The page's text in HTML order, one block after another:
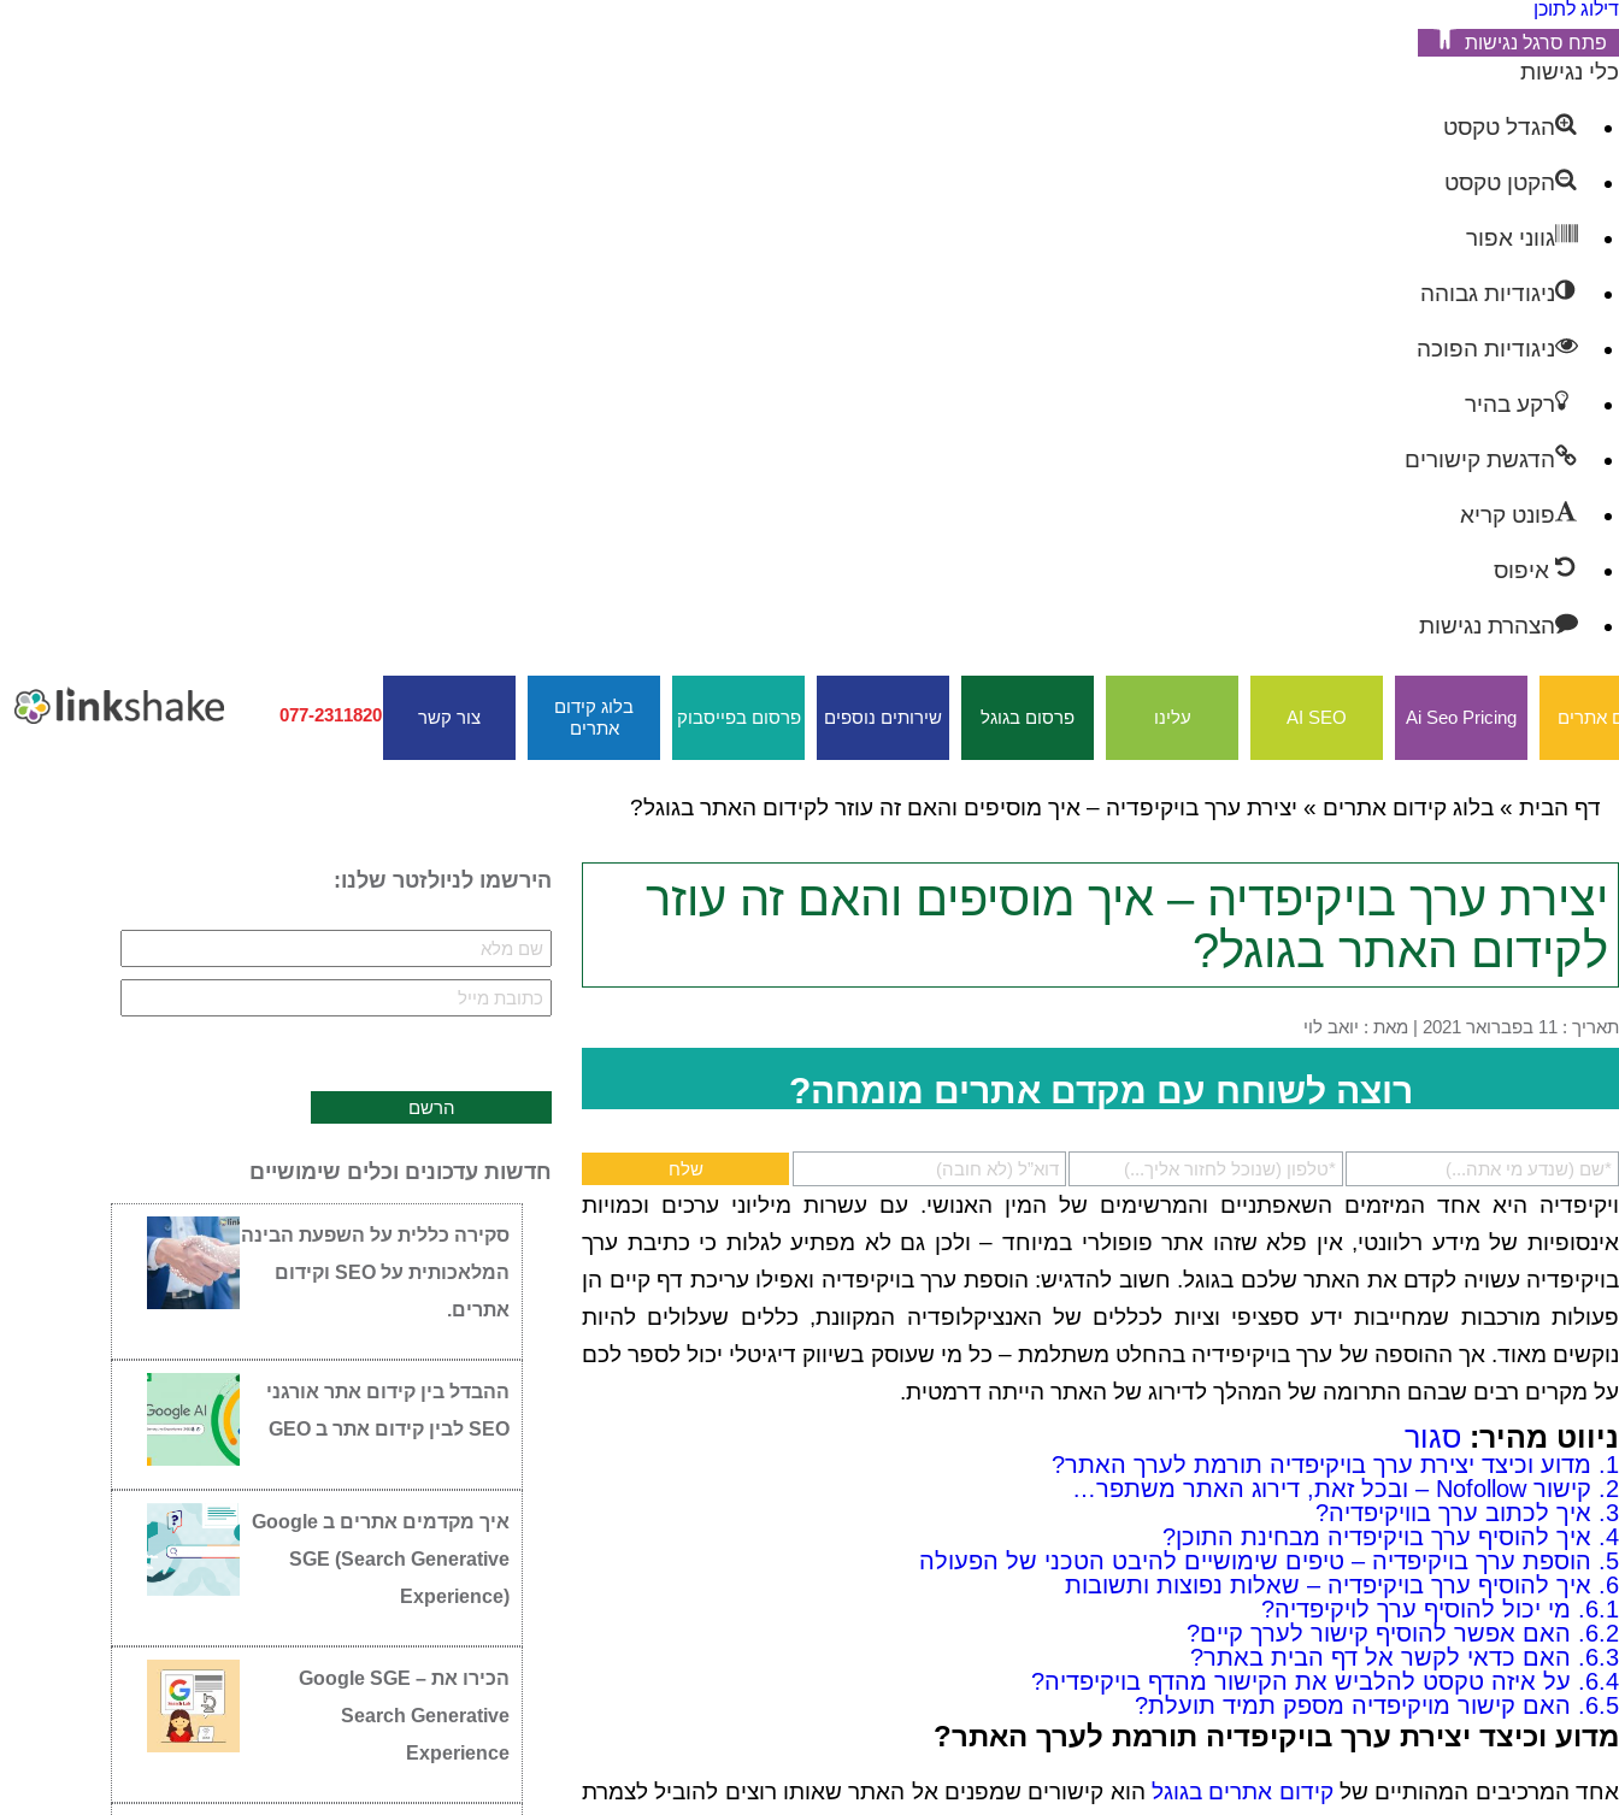
דילוג לתוכן
פתח סרגל נגישות
כלי נגישות
הגדל טקסט
הקטן טקסט
גווני אפור
ניגודיות גבוהה
ניגודיות הפוכה
רקע בהיר
הדגשת קישורים
פונט קריא
איפוס
הצהרת נגישות
077-2311820 אתרים Ai Seo Pricing
AI SEO עלינו פרסום בגוגל שירותים נוספים פרסום בפייסבוק
בלוג קידום
אתרים
צור קשר
דף הבית » בלוג קידום אתרים » יצירת ערך בויקיפדיה – איך מוסיפים והאם זה עוזר לקידום האתר בגוגל?
יצירת ערך בויקיפדיה – איך מוסיפים והאם זה עוזר
לקידום האתר בגוגל?
תאריך : 11 בפברואר 2021 | מאת : יואב לוי
רוצה לשוחח עם מקדם אתרים מומחה?
ויקיפדיה היא אחד המיזמים השאפתניים והמרשימים של המין האנושי. עם עשרות מיליוני ערכים וכמויות
אינסופיות של מידע רלוונטי, אין פלא שזהו אתר פופולרי במיוחד – ולכן גם לא מפתיע לגלות כי כתיבת ערך
בויקיפדיה עשויה לקדם את האתר שלכם בגוגל. חשוב להדגיש: הוספת ערך בויקיפדיה ואפילו עריכת דף קיים הן
פעולות מורכבות שמחייבות ידע ספציפי וציות לכללים של האנציקלופדיה המקוונת, כללים שעלולים להיות
נוקשים מאוד. אך ההוספה של ערך בויקיפידיה בהחלט משתלמת – כל מי שעוסק בשיווק דיגיטלי יכול לספר לכם
על מקרים רבים שבהם התרומה של המהלך לדירוג של האתר הייתה דרמטית.
ניווט מהיר: סגור
1.
מדוע וכיצד יצירת ערך בויקיפדיה תורמת לערך האתר?
2.
קישור Nofollow – ובכל זאת, דירוג האתר משתפר…
3. איך לכתוב ערך בוויקיפדיה?
4. איך להוסיף ערך בויקיפדיה מבחינת התוכן?
5.
הוספת ערך בויקיפדיה – טיפים שימושיים להיבט הטכני של הפעולה
6.
איך להוסיף ערך בויקיפדיה – שאלות נפוצות ותשובות
6.1.
מי יכול להוסיף ערך לויקיפדיה?
6.2.
האם אפשר להוסיף קישור לערך קיים?
6.3.
האם כדאי לקשר אל דף הבית באתר?
6.4.
על איזה טקסט להלביש את הקישור מהדף בויקיפדיה?
6.5.
האם קישור מויקיפדיה מספק תמיד תועלת?
מדוע וכיצד יצירת ערך בויקיפדיה תורמת לערך האתר?
אחד המרכיבים המהותיים שלקידום אתרים בגוגל הוא קישורים שמפנים אל האתר שאותו רוצים להוביל לצמרת
הירשמו לניולזטר שלנו:
חדשות עדכונים וכלים שימושיים
סקירה כללית על השפעת הבינה
המלאכותית על SEO וקידום
אתרים.
ההבדל בין קידום אתר אורגני
SEO לבין קידום אתר ב GEO
איך מקדמים אתרים ב Google
SGE (Search Generative
Experience)
הכירו את Google SGE –
Search Generative
Experience